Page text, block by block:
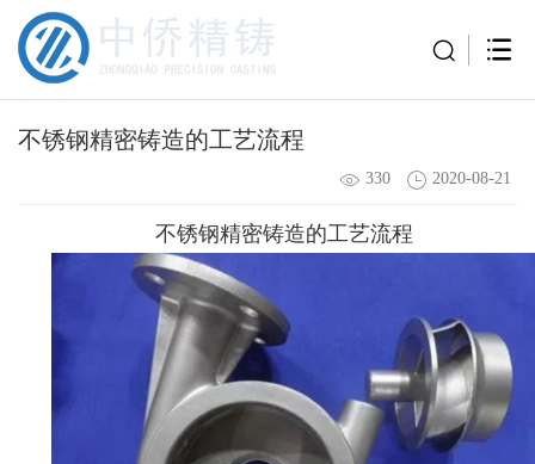
不锈钢精密铸造的工艺流程
330 2020-08-21
不锈钢精密铸造的工艺流程